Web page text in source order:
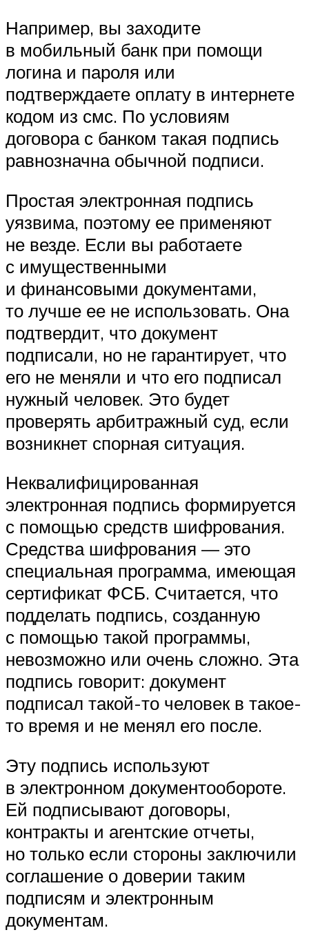
Например, вы заходите
в мобильный банк при помощи
логина и пароля или
подтверждаете оплату в интернете
кодом из смс. По условиям
договора с банком такая подпись
равнозначна обычной подписи.
Простая электронная подпись
уязвима, поэтому ее применяют
не везде. Если вы работаете
с имущественными
и финансовыми документами,
то лучше ее не использовать. Она
подтвердит, что документ
подписали, но не гарантирует, что
его не меняли и что его подписал
нужный человек. Это будет
проверять арбитражный суд, если
возникнет спорная ситуация.
Неквалифицированная
электронная подпись формируется
с помощью средств шифрования.
Средства шифрования — это
специальная программа, имеющая
сертификат ФСБ. Считается, что
подделать подпись, созданную
с помощью такой программы,
невозможно или очень сложно. Эта
подпись говорит: документ
подписал такой-то человек в такое-
то время и не менял его после.
Эту подпись используют
в электронном документообороте.
Ей подписывают договоры,
контракты и агентские отчеты,
но только если стороны заключили
соглашение о доверии таким
подписям и электронным
документам.